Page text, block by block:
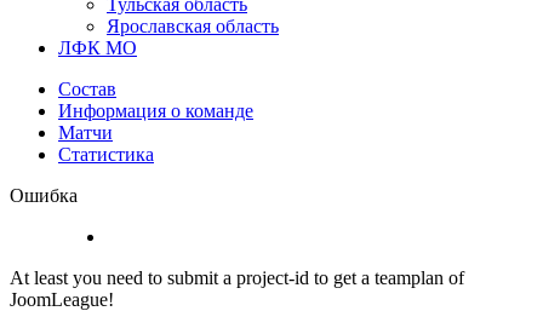
Тульская область
Ярославская область
ЛФК МО
Состав
Информация о команде
Матчи
Статистика
Ошибка
At least you need to submit a project-id to get a teamplan of
JoomLeague!